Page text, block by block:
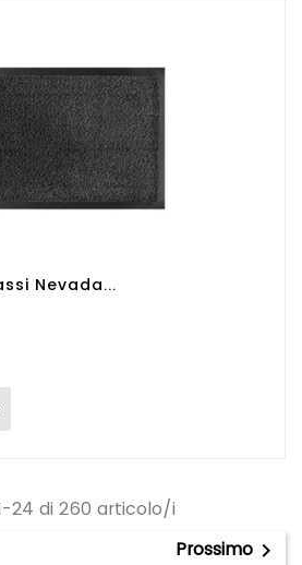
Nevada...
24 di 260 articolo/i
Prossimo 